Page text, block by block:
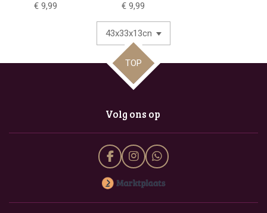
€ 9,99 € 9,99
TOP
Volg ons op
F
a
c
b
I
n
s
a
W
h
a
s